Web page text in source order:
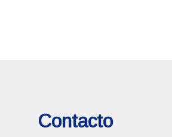
Contacto